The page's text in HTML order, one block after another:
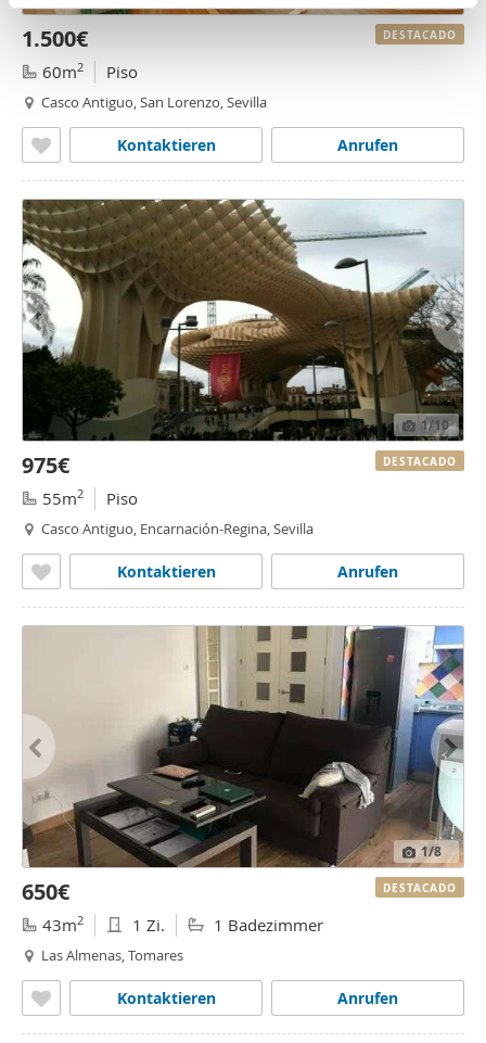
partir del uso que haya hecho de sus servicios.
n
1.500€
60m2 Piso
Casco Antiguo, San Lorenzo, Sevilla
Anrufen
Kontaktieren
DESTACADO
1/10
975€
55m2 Piso
Casco Antiguo, Encarnación-Regina, Sevilla
Anrufen
Kontaktieren
DESTACADO
1/8
650€
43m2 1 Zi. 1 Badezimmer
Las Almenas, Tomares
Anrufen
Kontaktieren
DESTACADO